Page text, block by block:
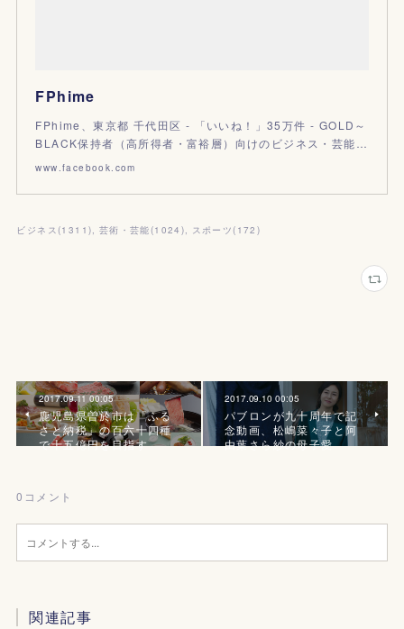
FPhime
FPhime、東京都 千代田区 - 「いいね！」35万件 - GOLD～
BLACK保持者（高所得者・富裕層）向けのビジネス・芸能…
www.facebook.com
ビジネス (1311 ) 芸術・芸能 (1024 ) スポーツ ( 172 )
2017.09.11 00:05
鹿児島県曽於市は「ふる
さと納税」の百六十四種
で十五億円を目指す
2017.09.10 00:05
パブロンが九十周年で記
念動画、松嶋菜々子と阿
由葉さら紗の母子愛
0 コメント
関連記事